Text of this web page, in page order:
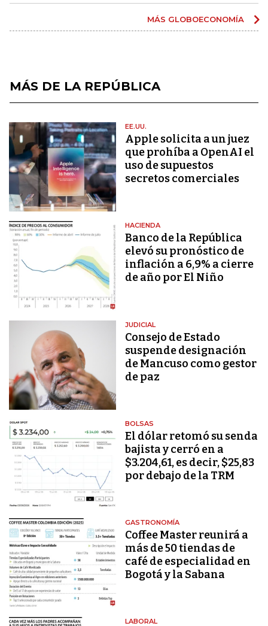
MÁS GLOBOECONOMÍA
MÁS DE LA REPÚBLICA
EE.UU.
Apple solicita a un juez
que prohíba a OpenAI el
uso de supuestos
secretos comerciales
HACIENDA
Banco de la República
elevó su pronóstico de
inflación a 6,9% a cierre
de año por El Niño
JUDICIAL
Consejo de Estado
suspende designación
de Mancuso como gestor
de paz
BOLSAS
El dólar retomó su senda
bajista y cerró en a
$3.204,61, es decir, $25,83
por debajo de la TRM
GASTRONOMÍA
Coffee Master reunirá a
más de 50 tiendas de
café de especialidad en
Bogotá y la Sabana
LABORAL